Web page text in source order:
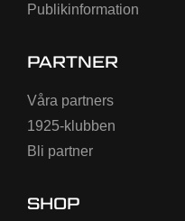
Publikinformation
PARTNER
Våra partners
1925-klubben
Bli partner
SHOP